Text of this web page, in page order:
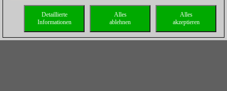
Alles
akzeptieren
Alles
ablehnen
Detaillierte
Informationen